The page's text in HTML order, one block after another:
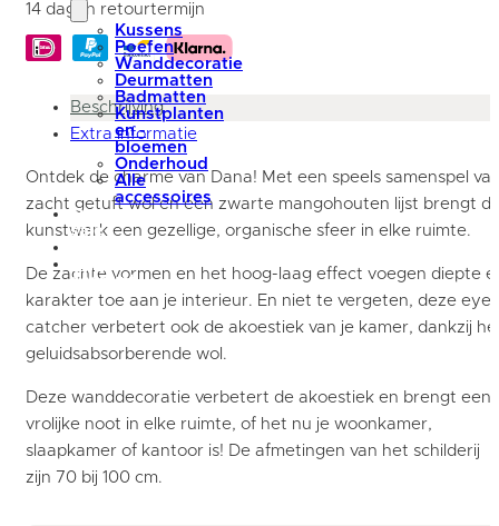
Kussens
Poefen
Wanddecoratie
Deurmatten
Badmatten
Kunstplanten
en -
bloemen
Onderhoud
Alle
accessoires
summer
sale
Mijn
account
14 dagen retourtermijn
Beschrijving
Extra informatie
Ontdek de charme van Dana! Met een speels samenspel
zacht getuft wol en een zwarte mangohouten lijst brengt
kunstwerk een gezellige, organische sfeer in elke ruimte.
De zachte vormen en het hoog-laag effect voegen diepte
karakter toe aan je interieur. En niet te vergeten, deze eye-
catcher verbetert ook de akoestiek van je kamer, dankzij
geluidsabsorberende wol.
Deze wanddecoratie verbetert de akoestiek en brengt een
vrolijke noot in elke ruimte, of het nu je woonkamer,
slaapkamer of kantoor is! De afmetingen van het schilderij
zijn 70 bij 100 cm.